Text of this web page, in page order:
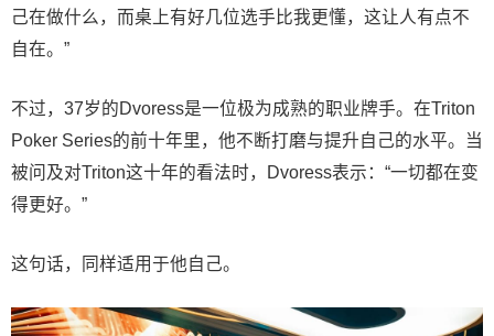
己在做什么，而桌上有好几位选手比我更懂，这让人有点不
自在。”
不过，37岁的Dvoress是一位极为成熟的职业牌手。在Triton
Poker Series的前十年里，他不断打磨与提升自己的水平。当
被问及对Triton这十年的看法时，Dvoress表示：“一切都在变
得更好。”
这句话，同样适用于他自己。